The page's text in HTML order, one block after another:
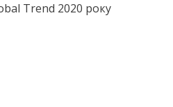
Trend 2020 року